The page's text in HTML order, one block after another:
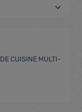
CUISINE MULTI-